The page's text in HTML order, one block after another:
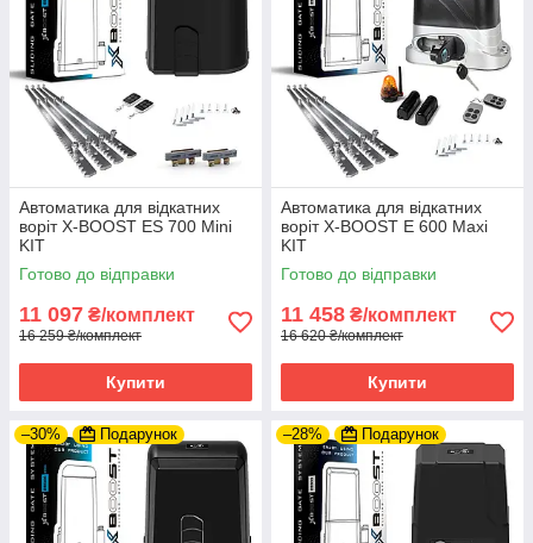
Автоматика для відкатних
воріт X-BOOST ES 700 Mini
KIT
Готово до відправки
11 097 ₴/комплект
16 259 ₴/комплект
Купити
Автоматика для відкатних
воріт X-BOOST E 600 Maxi
KIT
Готово до відправки
11 458 ₴/комплект
16 620 ₴/комплект
Купити
–30% Подарунок –28% Подарунок